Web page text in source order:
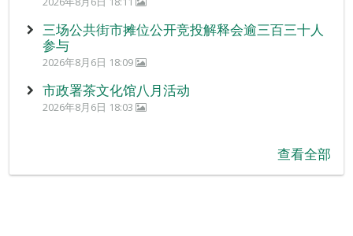
三场公共街市摊位公开竞投解释会逾三百三十人
参与
2026年8月6日 18:09
市政署茶文化馆八月活动
2026年8月6日 18:03
查看全部